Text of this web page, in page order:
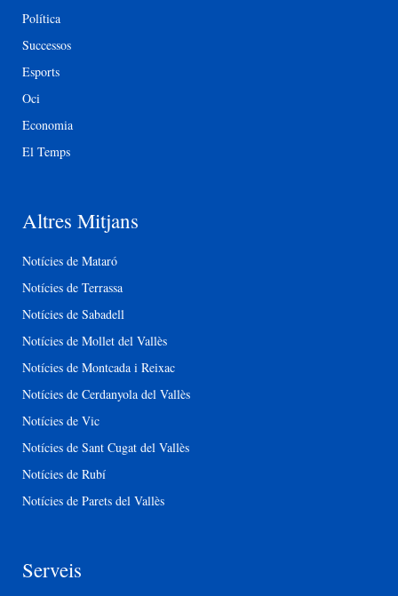
Política
Successos
Esports
Oci
Economia
El Temps
Altres Mitjans
Notícies de Mataró
Notícies de Terrassa
Notícies de Sabadell
Notícies de Mollet del Vallès
Notícies de Montcada i Reixac
Notícies de Cerdanyola del Vallès
Notícies de Vic
Notícies de Sant Cugat del Vallès
Notícies de Rubí
Notícies de Parets del Vallès
Serveis